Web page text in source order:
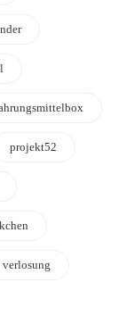
projekt52
verlosung